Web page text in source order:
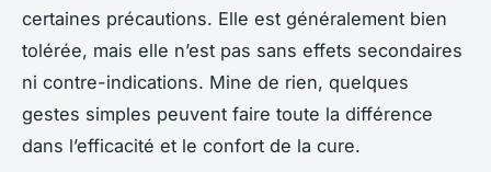
certaines précautions. Elle est généralement bien
tolérée, mais elle n’est pas sans effets secondaires
ni contre-indications. Mine de rien, quelques
gestes simples peuvent faire toute la différence
dans l’efficacité et le confort de la cure.